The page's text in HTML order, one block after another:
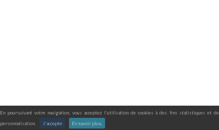
En poursuivant votre navigation, vous acceptez l'utilisation de cookies à des fins statistiques et de
personnalisation.
J'accepte En savoir plus.